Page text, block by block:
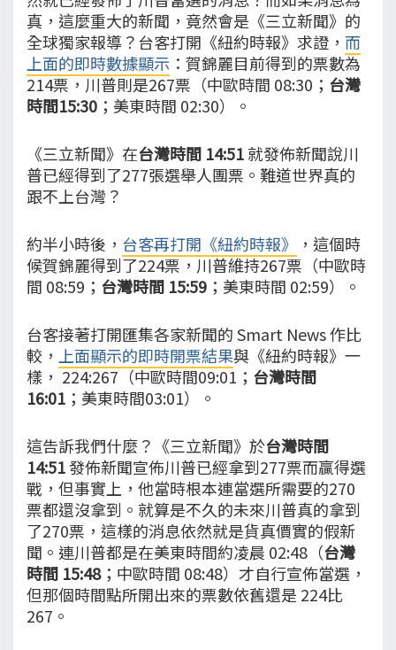
真，這麼重大的新聞，竟然會是《三立新聞》的
全球獨家報導？台客打開《紐約時報》求證， 而
上面的即時數據顯示 ：賀錦麗目前得到的票數為
214票，川普則是267票（中歐時間 08:30； 台灣
時間15:30 ；美東時間 02:30）。
《三立新聞》在台灣時間 14:51就發佈新聞說川
普已經得到了277張選舉人團票。難道世界真的
跟不上台灣？
約半小時後， 台客再打開《紐約時報》
，這個時
候賀錦麗得到了224票，川普維持267票（中歐時
間 08:59； 台灣時間 15:59 ；美東時間 02:59）。
台客接著打開匯集各家新聞的 Smart News 作比
較， 上面顯示的即時開票結果與《紐約時報》一
樣， 224:267（中歐時間09:01； 台灣時間
16:01 ；美東時間03:01）。
這告訴我們什麼？《三立新聞》於台灣時間
14:51發佈新聞宣佈川普已經拿到277票而贏得選
戰，但事實上，他當時根本連當選所需要的270
票都還沒拿到。就算是不久的未來川普真的拿到
了270票，這樣的消息依然就是貨真價實的假新
聞。連川普都是在美東時間約凌晨 02:48（台灣
時間 15:48；中歐時間 08:48）才自行宣佈當選，
但那個時間點所開出來的票數依舊還是 224比
267。